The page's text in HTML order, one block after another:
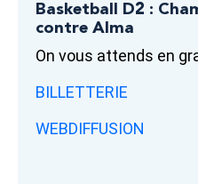
Basketball D2 :
contre Alma
On vous attends en
BILLETTERIE
WEBDIFFUSION